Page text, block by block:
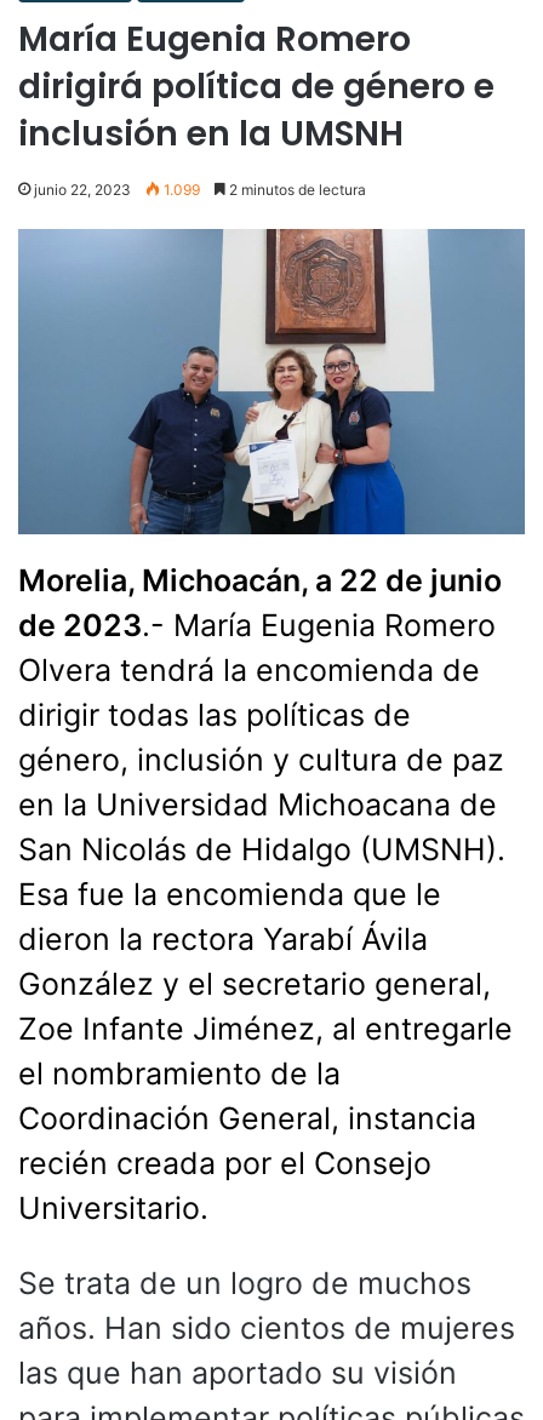
María Eugenia Romero
dirigirá política de género e
inclusión en la UMSNH
junio 22, 2023 1.099 2 minutos de lectura
Morelia, Michoacán, a 22 de junio
de 2023.- María Eugenia Romero
Olvera tendrá la encomienda de
dirigir todas las políticas de
género, inclusión y cultura de paz
en la Universidad Michoacana de
San Nicolás de Hidalgo (UMSNH).
Esa fue la encomienda que le
dieron la rectora Yarabí Ávila
González y el secretario general,
Zoe Infante Jiménez, al entregarle
el nombramiento de la
Coordinación General, instancia
recién creada por el Consejo
Universitario.
Se trata de un logro de muchos
años. Han sido cientos de mujeres
las que han aportado su visión